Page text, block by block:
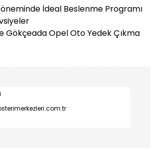
İdeal Beslenme Programı
Gökçeada Opel Oto Yedek Çıkma